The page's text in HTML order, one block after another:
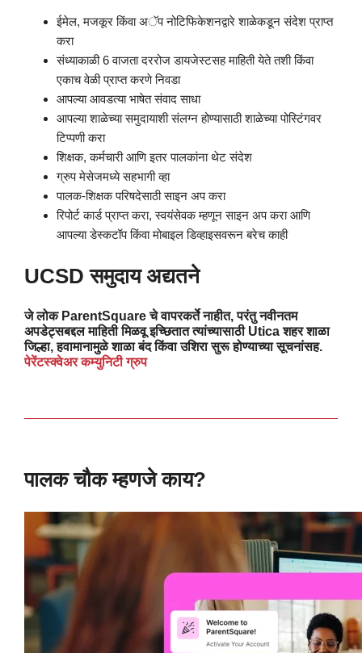
ईमेल, मजकूर किंवा अॅप नोटिफिकेशनद्वारे शाळेकडून संदेश प्राप्त
करा
संध्याकाळी 6 वाजता दररोज डायजेस्टसह माहिती येते तशी किंवा
एकाच वेळी प्राप्त करणे निवडा
आपल्या आवडत्या भाषेत संवाद साधा
आपल्या शाळेच्या समुदायाशी संलग्न होण्यासाठी शाळेच्या पोस्टिंगवर
टिप्पणी करा
शिक्षक, कर्मचारी आणि इतर पालकांना थेट संदेश
ग्रुप मेसेजमध्ये सहभागी व्हा
पालक-शिक्षक परिषदेसाठी साइन अप करा
रिपोर्ट कार्ड प्राप्त करा, स्वयंसेवक म्हणून साइन अप करा आणि
आपल्या डेस्कटॉप किंवा मोबाइल डिव्हाइसवरून बरेच काही
UCSD समुदाय अद्यतने
जे लोक ParentSquare चे वापरकर्ते नाहीत, परंतु नवीनतम
अपडेट्सबद्दल माहिती मिळवू इच्छितात त्यांच्यासाठी Utica शहर शाळा
जिल्हा, हवामानामुळे शाळा बंद किंवा उशिरा सुरू होण्याच्या सूचनांसह.
पेरेंटस्क्वेअर कम्युनिटी ग्रुप
पालक चौक म्हणजे काय?